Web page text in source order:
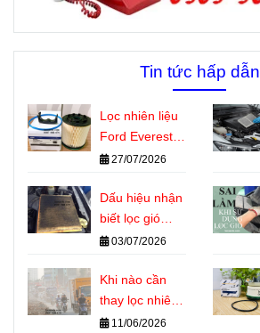
Tin tức hấp dẫn
Lọc nhiên liệu
Ford Everest
dùng chung
dòng xe nào?
27/07/2026
Dấu hiệu nhận
biết lọc gió
động cơ ô tô
03/07/2026
Khi nào cần
thay lọc nhiên
liệu Ford
11/06/2026